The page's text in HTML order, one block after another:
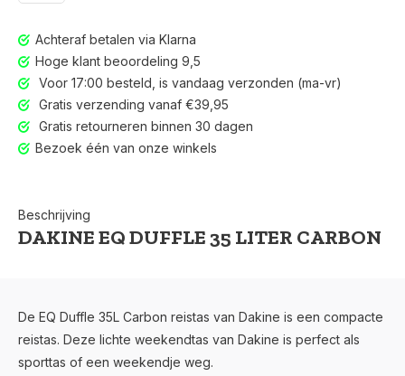
Voor 17:00 besteld, is vandaag verzonden (ma-vr)
Achteraf betalen via Klarna
Hoge klant beoordeling 9,5
Voor 17:00 besteld, is vandaag verzonden (ma-vr)
Gratis verzending vanaf €39,95
Gratis retourneren binnen 30 dagen
Bezoek één van onze winkels
Beschrijving
DAKINE EQ DUFFLE 35 LITER CARBON
De EQ Duffle 35L Carbon reistas van Dakine is een compacte
reistas. Deze lichte weekendtas van Dakine is perfect als
sporttas of een weekendje weg.